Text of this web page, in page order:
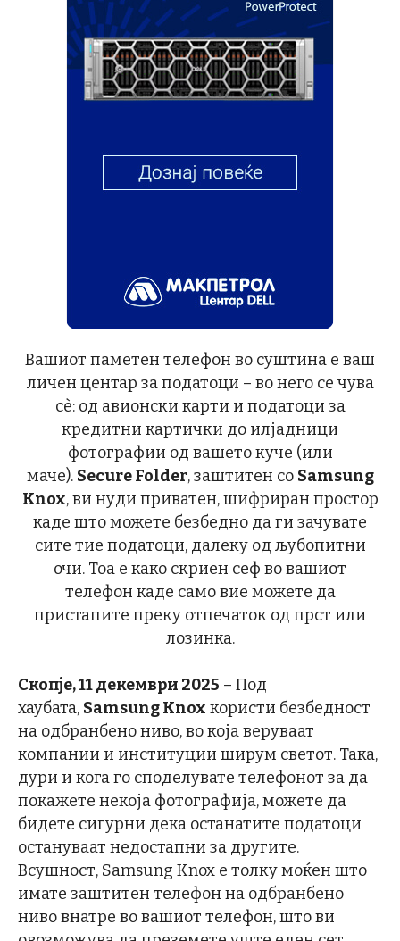
Вашиот паметен телефон во суштина е ваш
личен центар за податоци – во него се чува
сè: од авионски карти и податоци за
кредитни картички до илјадници
фотографии од вашето куче (или
маче). Secure Folder, заштитен со Samsung
Knox, ви нуди приватен, шифриран простор
каде што можете безбедно да ги зачувате
сите тие податоци, далеку од љубопитни
очи. Тоа е како скриен сеф во вашиот
телефон каде само вие можете да
пристапите преку отпечаток од прст или
лозинка.
Скопје, 11 декември 2025 – Под
хаубата, Samsung Knox користи безбедност
на одбранбено ниво, во која веруваат
компании и институции ширум светот. Така,
дури и кога го споделувате телефонот за да
покажете некоја фотографија, можете да
бидете сигурни дека останатите податоци
остануваат недостапни за другите.
Всушност, Samsung Knox е толку моќен што
имате заштитен телефон на одбранбено
ниво внатре во вашиот телефон, што ви